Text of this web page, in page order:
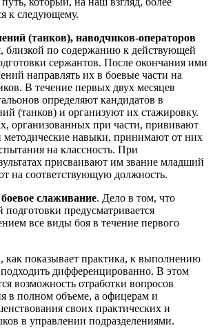
к следующему.
(танков), наводчиков-операторов
, близкой по содержанию к действующей
сержантов. После окончания ими
направлять их в боевые части на
В течение первых двух месяцев
определяют кандидатов в
(танков) и организуют их стажировку.
организованных при части, прививают
методические навыки, принимают от них
на классность. При
присваивают им звание младший
на соответствующую должность.
боевое слаживание. Дело в том, что
предусматривается
все виды боя в течение первого
показывает практика, к выполнению
дифференцированно. В этом
возможность отработки вопросов
в полном объеме, а офицерам и
своих практических и
в управлении подразделениями.